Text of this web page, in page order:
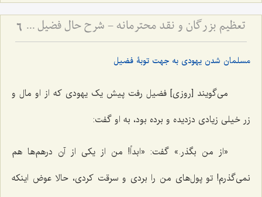
تعظیم بزرگان و نقد محترمانه - شرح حال فضیل بن عیاض و بِشر حافی و تبیین روش صحیح نقد بزرگان 6
مسلمان شدن یهودی به جهت توبۀ فضیل
می‌گویند [روزی] فضیل رفت پیش یک یهودی که از او مال و
زر خیلی زیادی دزدیده و برده بود، به او گفت:
«از من بگذر.» گفت: «ابداً! من از یکی از آن درهم‌ها هم
نمی‌گذرم! تو پول‌های من را بردی و سرقت کردی، حالا عوض اینکه